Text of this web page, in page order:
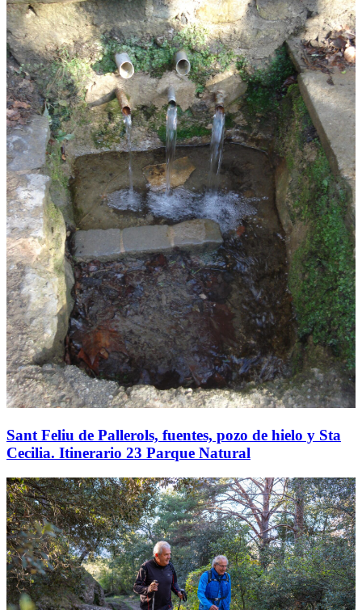
Sant Feliu de Pallerols, fuentes, pozo de hielo y Sta
Cecilia. Itinerario 23 Parque Natural